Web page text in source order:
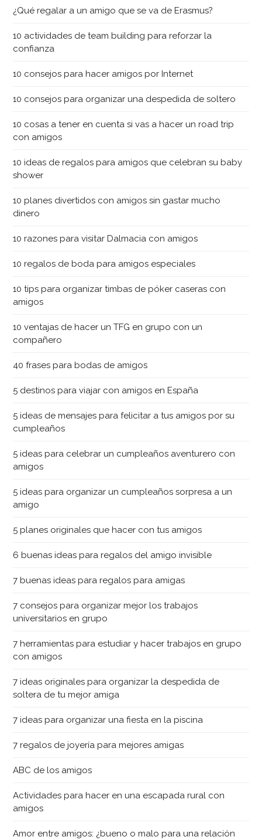
¿Qué regalar a un amigo que se va de Erasmus?
10 actividades de team building para reforzar la
confianza
10 consejos para hacer amigos por Internet
10 consejos para organizar una despedida de soltero
10 cosas a tener en cuenta si vas a hacer un road trip
con amigos
10 ideas de regalos para amigos que celebran su baby
shower
10 planes divertidos con amigos sin gastar mucho
dinero
10 razones para visitar Dalmacia con amigos
10 regalos de boda para amigos especiales
10 tips para organizar timbas de póker caseras con
amigos
10 ventajas de hacer un TFG en grupo con un
compañero
40 frases para bodas de amigos
5 destinos para viajar con amigos en España
5 ideas de mensajes para felicitar a tus amigos por su
cumpleaños
5 ideas para celebrar un cumpleaños aventurero con
amigos
5 ideas para organizar un cumpleaños sorpresa a un
amigo
5 planes originales que hacer con tus amigos
6 buenas ideas para regalos del amigo invisible
7 buenas ideas para regalos para amigas
7 consejos para organizar mejor los trabajos
universitarios en grupo
7 herramientas para estudiar y hacer trabajos en grupo
con amigos
7 ideas originales para organizar la despedida de
soltera de tu mejor amiga
7 ideas para organizar una fiesta en la piscina
7 regalos de joyería para mejores amigas
ABC de los amigos
Actividades para hacer en una escapada rural con
amigos
Amor entre amigos: ¿bueno o malo para una relación